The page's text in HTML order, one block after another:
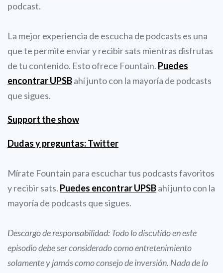
podcast.
La mejor experiencia de escucha de podcasts es una
que te permite enviar y recibir sats mientras disfrutas
de tu contenido. Esto ofrece Fountain. Puedes
encontrar UPSBahí junto con la mayoría de podcasts
que sigues.
Support the show
Dudas y preguntas: Twitter
Mírate Fountain para escuchar tus podcasts favoritos
y recibir sats. Puedes encontrar UPSBahí junto con la
mayoría de podcasts que sigues.
Descargo de responsabilidad: Todo lo discutido en este
episodio debe ser considerado como entretenimiento
solamente y jamás como consejo de inversión. Nada de lo